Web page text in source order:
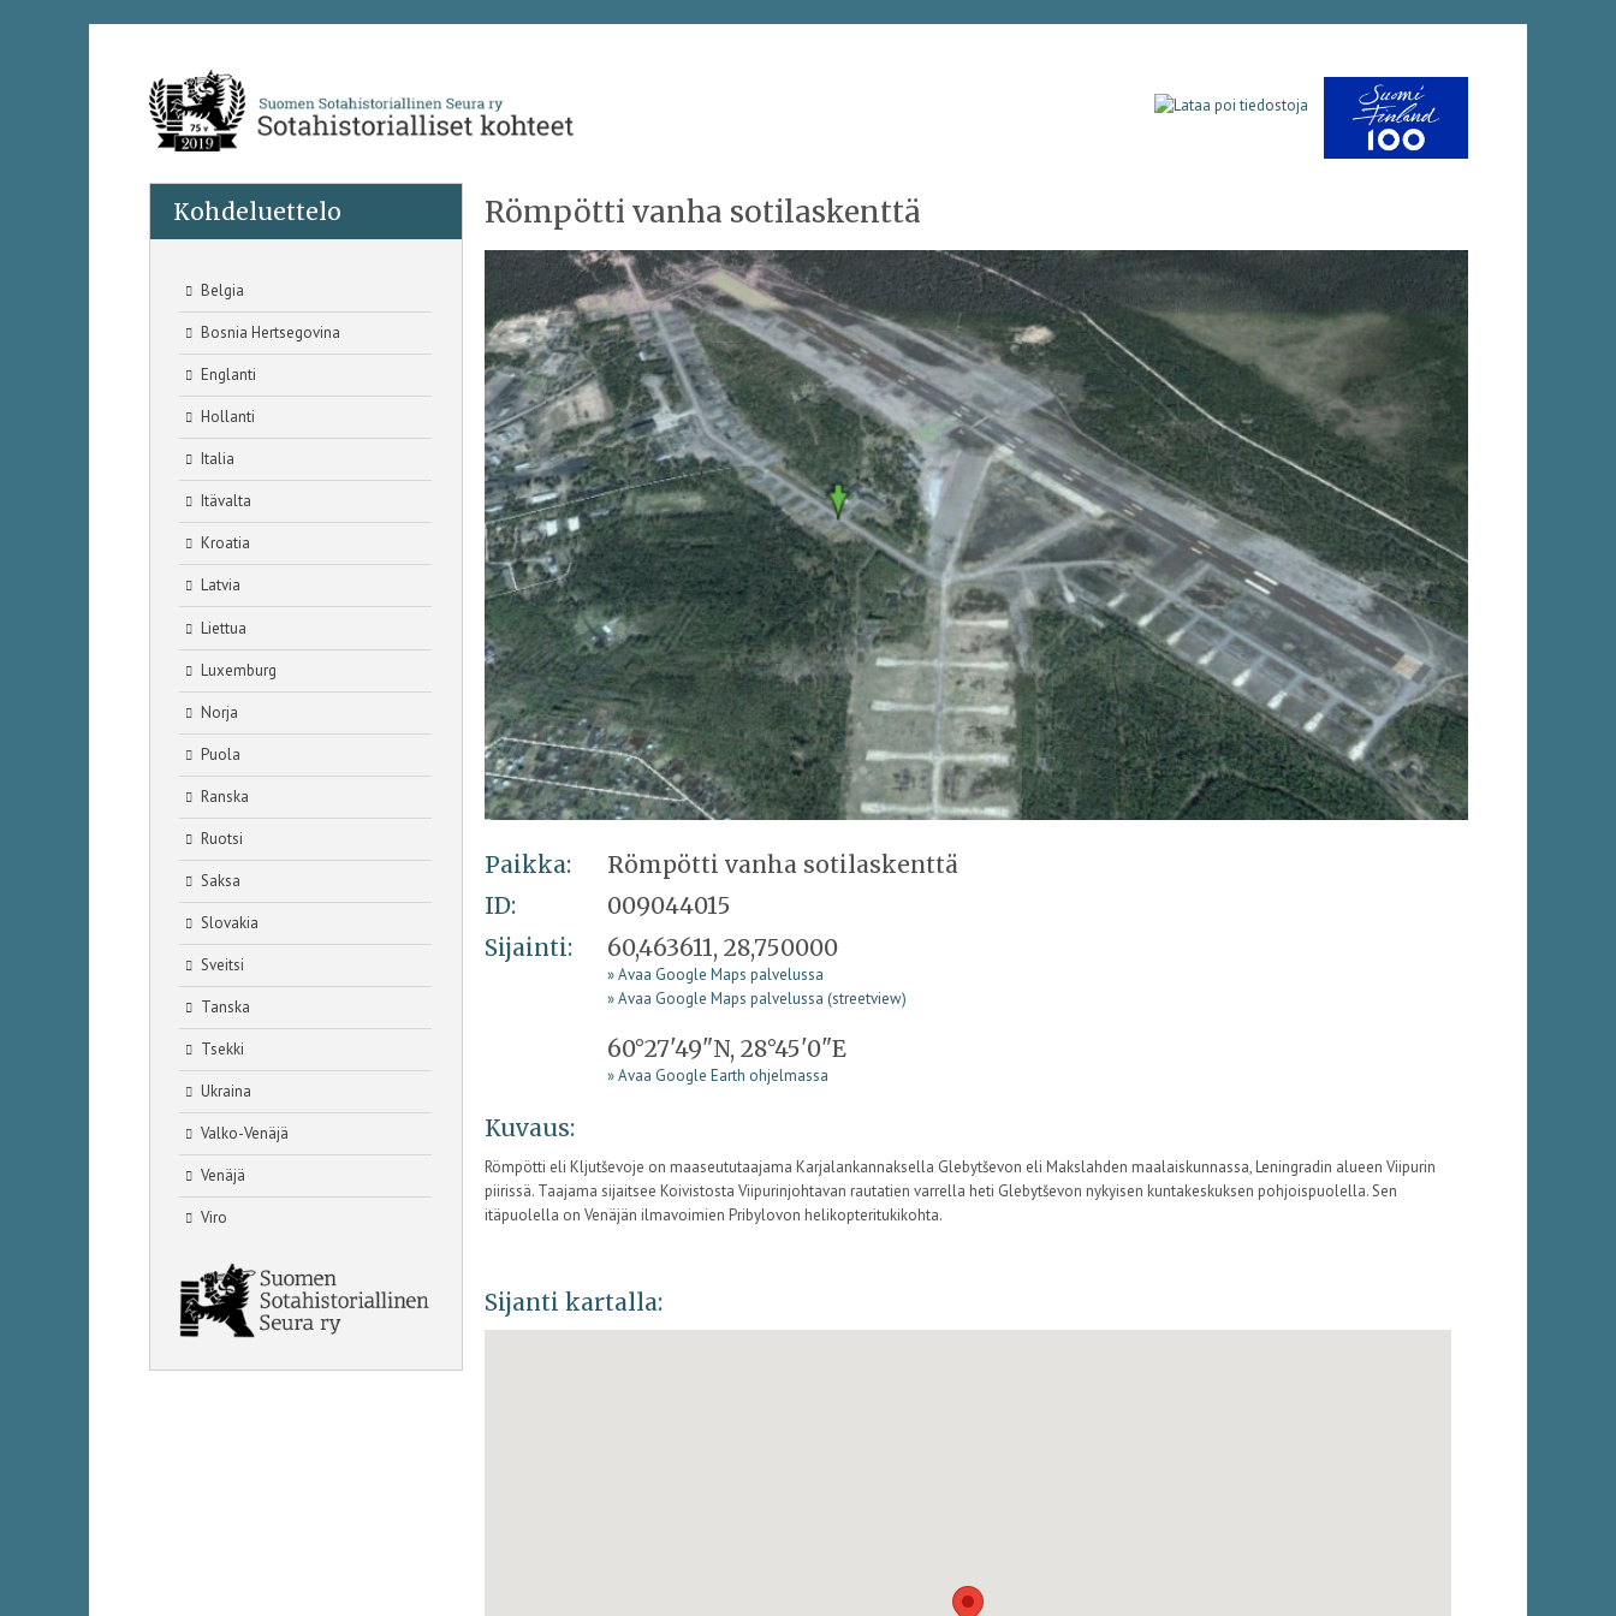
Kohdeluettelo
Belgia
Bosnia Hertsegovina
Englanti
Hollanti
Italia
Itävalta
Kroatia
Latvia
Liettua
Luxemburg
Norja
Puola
Ranska
Ruotsi
Saksa
Slovakia
Sveitsi
Tanska
Tsekki
Ukraina
Valko-Venäjä
Venäjä
Viro
Römpötti vanha sotilaskenttä
Paikka:
Römpötti vanha sotilaskenttä
ID:
009044015
Sijainti:
60,463611, 28,750000
» Avaa Google Maps palvelussa
» Avaa Google Maps palvelussa (streetview)
60°27'49"N, 28°45'0"E
» Avaa Google Earth ohjelmassa
Kuvaus:
Römpötti eli Kljutševoje on maaseututaajama Karjalankannaksella Glebytševon eli Makslahden maalaiskunnassa, Leningradin alueen Viipurin
piirissä. Taajama sijaitsee Koivistosta Viipurinjohtavan rautatien varrella heti Glebytševon nykyisen kuntakeskuksen pohjoispuolella. Sen
itäpuolella on Venäjän ilmavoimien Pribylovon helikopteritukikohta.
Sijanti kartalla: